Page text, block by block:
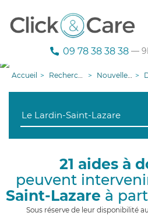
09 78 38 38 38 —
Accueil Recherche aide à domicile Nouvelle-Aquitaine
21 aides à
peuvent
Saint-Lazare à
Sous réserve de leur disponibilité